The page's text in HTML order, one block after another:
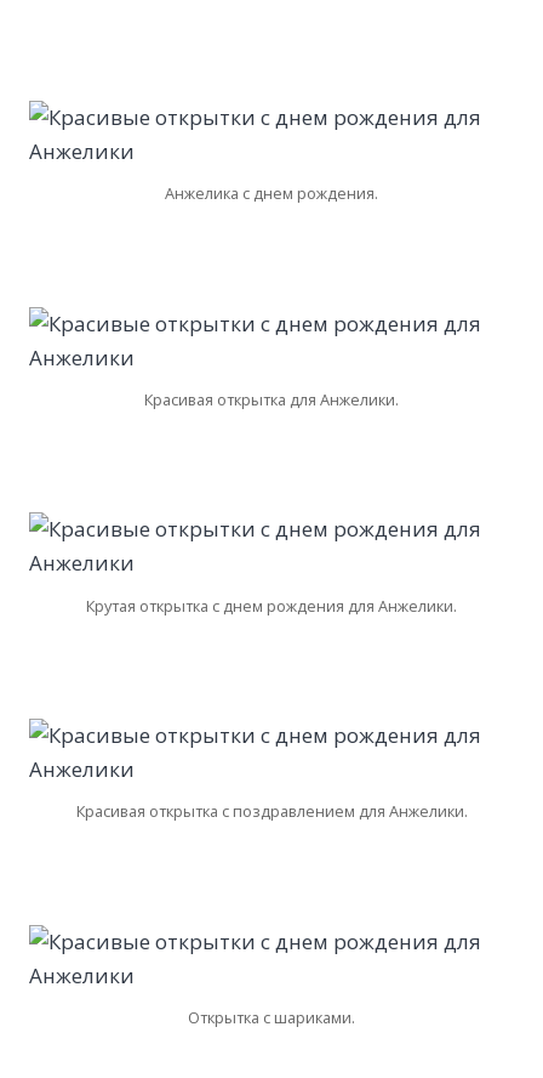
Анжелика с днем рождения.
Красивая открытка для Анжелики.
Крутая открытка с днем рождения для Анжелики.
Красивая открытка с поздравлением для Анжелики.
Открытка с шариками.